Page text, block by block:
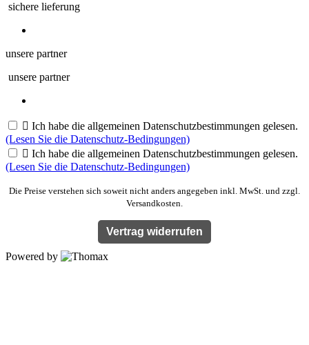
sichere lieferung
unsere partner
unsere partner
 Ich habe die allgemeinen Datenschutzbestimmungen gelesen.
(Lesen Sie die Datenschutz-Bedingungen)
 Ich habe die allgemeinen Datenschutzbestimmungen gelesen.
(Lesen Sie die Datenschutz-Bedingungen)
Die Preise verstehen sich soweit nicht anders angegeben inkl. MwSt. und zzgl.
Versandkosten.
Vertrag widerrufen
Powered by